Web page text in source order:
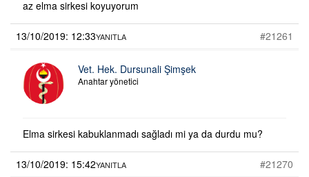
az elma sirkesi koyuyorum
13/10/2019: 12:33 #21261
YANITLA
Vet. Hek. Dursunali Şimşek
Anahtar yönetici
Elma sirkesi kabuklanmadı sağladı mi ya da durdu mu?
13/10/2019: 15:42 #21270
YANITLA